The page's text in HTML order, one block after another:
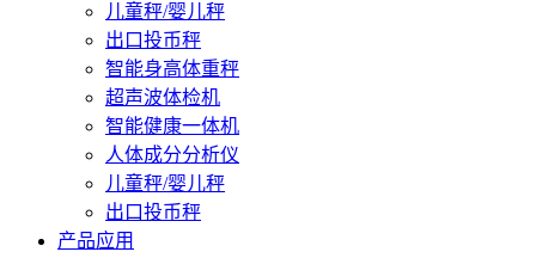
儿童秤/婴儿秤
出口投币秤
智能身高体重秤
超声波体检机
智能健康一体机
人体成分分析仪
儿童秤/婴儿秤
出口投币秤
产品应用